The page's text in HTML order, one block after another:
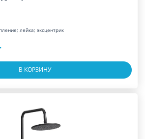
лейка; эксцентрик
В КОРЗИНУ